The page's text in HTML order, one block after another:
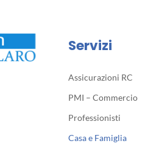
Servizi
Assicurazioni RC
PMI – Commercio
Professionisti
Casa e Famiglia